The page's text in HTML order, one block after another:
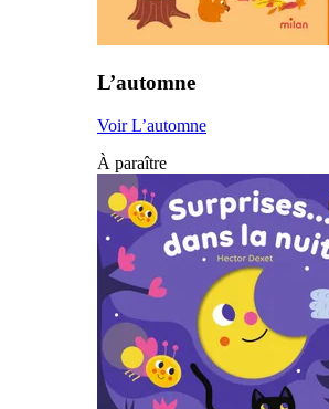
L’automne
Voir L’automne
À paraître